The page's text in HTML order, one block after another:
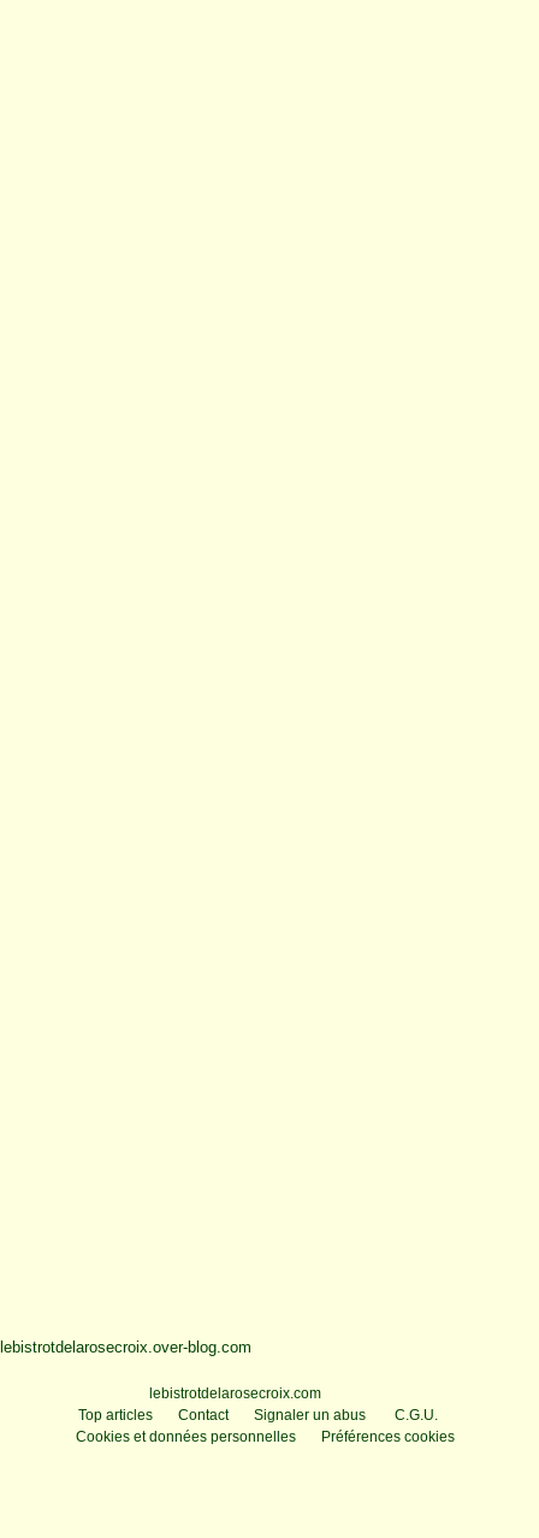
lebistrotdelarosecroix.over-blog.com
lebistrotdelarosecroix.com
Top articles
Contact Signaler un abus
C.G.U.
Cookies et données personnelles
Préférences cookies